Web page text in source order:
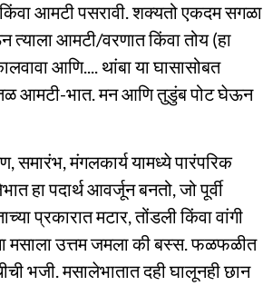
आमटी पसरावी. शक्यतो एकदम सगळा
त्याला आमटी/वरणात किंवा तोय (हा
आणि.... थांबा या घासासोबत
आमटी-भात. मन आणि तुडुंब पोट घेऊन
समारंभ, मंगलकार्य यामध्ये पारंपरिक
हा पदार्थ आवर्जून बनतो, जो पूर्वी
प्रकारात मटार, तोंडली किंवा वांगी
मसाला उत्तम जमला की बस्स. फळफळीत
भजी. मसालेभातात दही घालूनही छान